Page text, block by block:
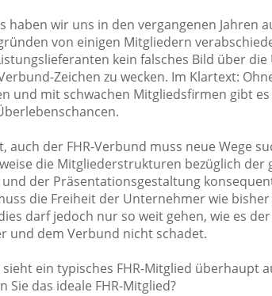
haben wir uns in den vergangenen Jahren
von einigen Mitgliedern
kein falsches Bild über
Zeichen zu wecken. Im Klartext:
und mit schwachen Mitgliedsfirmen gibt
auch der FHR-Verbund muss neue Wege
die Mitgliederstrukturen bezüglich der
und der Präsentationsgestaltung
die Freiheit der Unternehmer wie
darf jedoch nur so weit gehen, wie es
und dem Verbund nicht schadet.
sieht ein typisches FHR-Mitglied überhaupt
Sie das ideale FHR-Mitglied?